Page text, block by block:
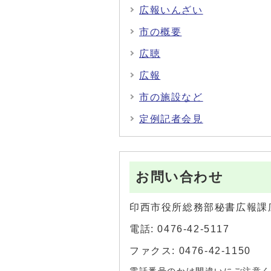
広報いんざい
市の概要
広聴
広報
市の施設など
定例記者会見
お問い合わせ
印西市役所総務部秘書広報課
電話: 0476-42-5117
ファクス: 0476-42-1150